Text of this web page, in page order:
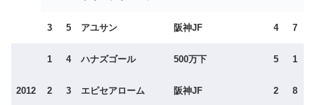
3 5 アユサン 阪神JF 4 7
2012
1 4 ハナズゴール 500万下 5 1
2 3 エピセアローム 阪神JF 2 8